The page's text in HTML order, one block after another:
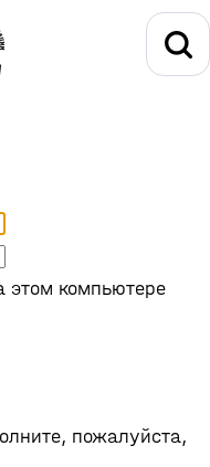
этом компьютере
пожалуйста,